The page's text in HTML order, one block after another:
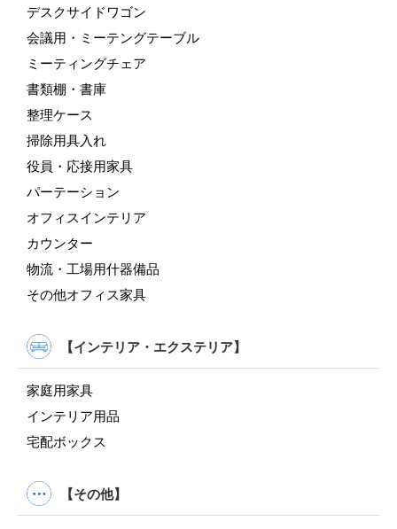
デスクサイドワゴン
会議用・ミーテングテーブル
ミーティングチェア
書類棚・書庫
整理ケース
掃除用具入れ
役員・応接用家具
パーテーション
オフィスインテリア
カウンター
物流・工場用什器備品
その他オフィス家具
【インテリア・エクステリア】
家庭用家具
インテリア用品
宅配ボックス
【その他】